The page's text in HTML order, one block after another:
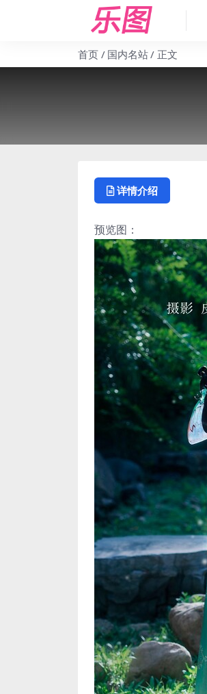
首页 国内名站 正文
详情介绍
预览图：